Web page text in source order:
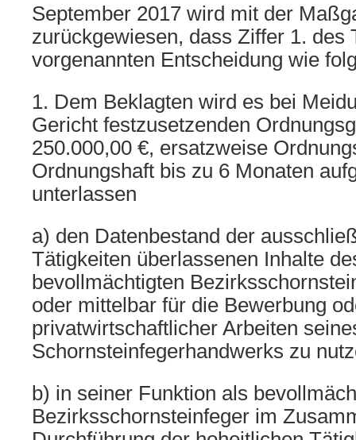
September 2017 wird mit der
zurückgewiesen, dass Ziffer 1. des
vorgenannten Entscheidung wie
1. Dem Beklagten wird es bei
Gericht festzusetzenden
250.000,00 €, ersatzweise
Ordnungshaft bis zu 6 Monaten
unterlassen
a) den Datenbestand der
Tätigkeiten überlassenen Inhalte
bevollmächtigten
oder mittelbar für die Bewerbung
privatwirtschaftlicher Arbeiten
Schornsteinfegerhandwerks zu
b) in seiner Funktion als
Bezirksschornsteinfeger im